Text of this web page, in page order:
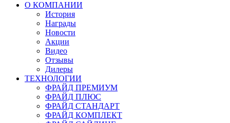
О КОМПАНИИ
История
Награды
Новости
Акции
Видео
Отзывы
Дилеры
ТЕХНОЛОГИИ
ФРАЙД ПРЕМИУМ
ФРАЙД ПЛЮС
ФРАЙД СТАНДАРТ
ФРАЙД КОМПЛЕКТ